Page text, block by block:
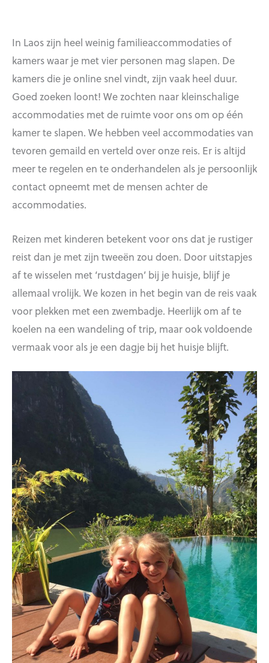
In Laos zijn heel weinig familieaccommodaties of
kamers waar je met vier personen mag slapen. De
kamers die je online snel vindt, zijn vaak heel duur.
Goed zoeken loont! We zochten naar kleinschalige
accommodaties met de ruimte voor ons om op één
kamer te slapen. We hebben veel accommodaties van
tevoren gemaild en verteld over onze reis. Er is altijd
meer te regelen en te onderhandelen als je persoonlijk
contact opneemt met de mensen achter de
accommodaties.
Reizen met kinderen betekent voor ons dat je rustiger
reist dan je met zijn tweeën zou doen. Door uitstapjes
af te wisselen met ‘rustdagen’ bij je huisje, blijf je
allemaal vrolijk. We kozen in het begin van de reis vaak
voor plekken met een zwembadje. Heerlijk om af te
koelen na een wandeling of trip, maar ook voldoende
vermaak voor als je een dagje bij het huisje blijft.